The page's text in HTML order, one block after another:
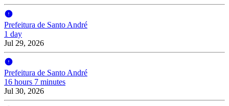
Prefeitura de Santo André
1 day
Jul 29, 2026
Prefeitura de Santo André
16 hours 7 minutes
Jul 30, 2026